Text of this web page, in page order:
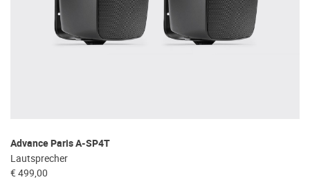
Advance Paris A-SP4T
Lautsprecher
€ 499,00